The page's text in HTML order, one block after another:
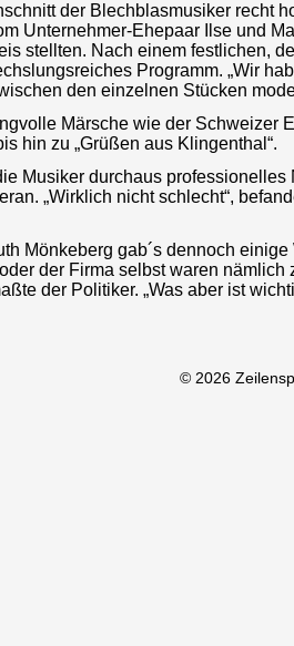
der Blechblasmusiker recht
Unternehmer-Ehepaar Ilse und
stellten. Nach einem festlichen,
Programm. „Wir
den einzelnen Stücken
Märsche wie der Schweizer
hin zu „Grüßen aus Klingenthal“.
Musiker durchaus
„Wirklich nicht schlecht“,
Mönkeberg gab´s dennoch
der Firma selbst waren
der Politiker. „Was aber ist
© 2026